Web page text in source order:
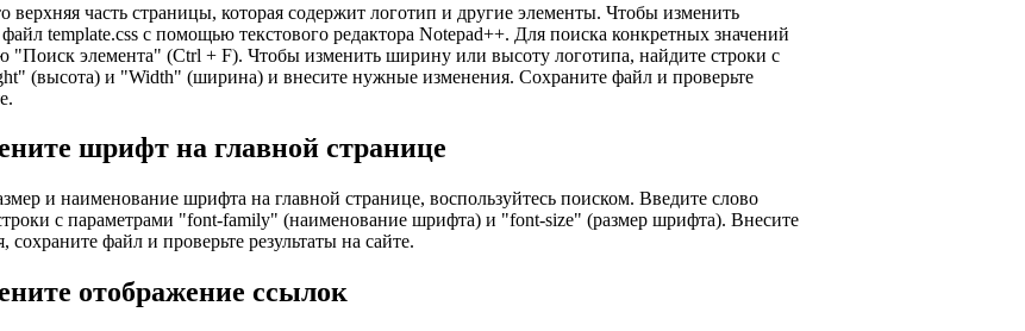
верхняя часть страницы, которая содержит логотип и другие элементы. Чтобы изменить
template.css с помощью текстового редактора Notepad++. Для поиска конкретных значений
"Поиск элемента" (Ctrl + F). Чтобы изменить ширину или высоту логотипа, найдите строки с
(высота) и "Width" (ширина) и внесите нужные изменения. Сохраните файл и проверьте
шрифт на главной странице
и наименование шрифта на главной странице, воспользуйтесь поиском. Введите слово
с параметрами "font-family" (наименование шрифта) и "font-size" (размер шрифта). Внесите
файл и проверьте результаты на сайте.
отображение ссылок